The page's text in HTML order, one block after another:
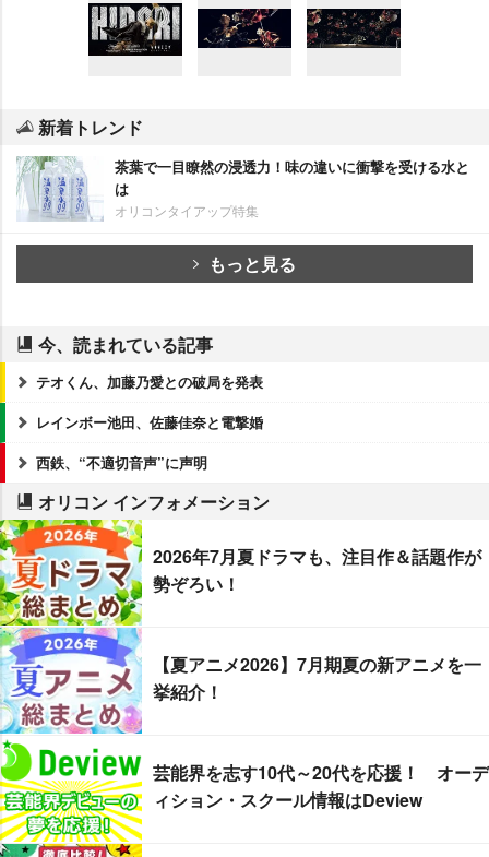
新着トレンド
茶葉で一目瞭然の浸透力！味の違いに衝撃を受ける水と
は
オリコンタイアップ特集
もっと見る
今、読まれている記事
テオくん、加藤乃愛との破局を発表
レインボー池田、佐藤佳奈と電撃婚
西鉄、“不適切音声”に声明
オリコン インフォメーション
2026年7月夏ドラマも、注目作＆話題作が
勢ぞろい！
【夏アニメ2026】7月期夏の新アニメを一
挙紹介！
芸能界を志す10代～20代を応援！ オーデ
ィション・スクール情報はDeview